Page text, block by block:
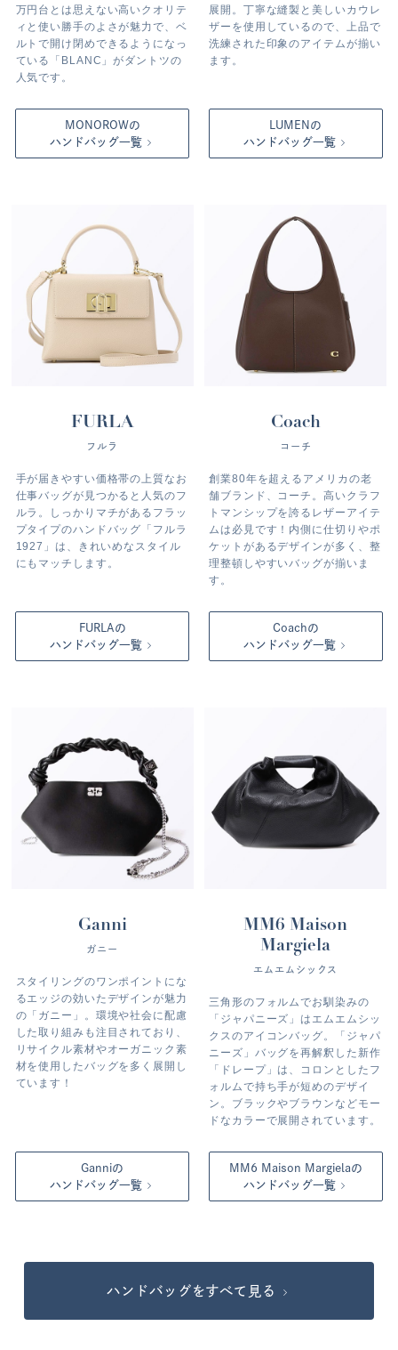
万円台とは思えない高いクオリテ
ィと使い勝手のよさが魅力で、ベ
ルトで開け閉めできるようになっ
ている「BLANC」がダントツの
人気です。
MONOROWの
ハンドバッグ一覧
展開。丁寧な縫製と美しいカウレ
ザーを使用しているので、上品で
洗練された印象のアイテムが揃い
ます。
LUMENの
ハンドバッグ一覧
FURLA
フルラ
手が届きやすい価格帯の上質なお
仕事バッグが見つかると人気のフ
ルラ。しっかりマチがあるフラッ
プタイプのハンドバッグ「フルラ
1927」は、きれいめなスタイル
にもマッチします。
FURLAの
ハンドバッグ一覧
Coach
コーチ
創業80年を超えるアメリカの老
舗ブランド、コーチ。高いクラフ
トマンシップを誇るレザーアイテ
ムは必見です！内側に仕切りやポ
ケットがあるデザインが多く、整
理整頓しやすいバッグが揃いま
す。
Coachの
ハンドバッグ一覧
Ganni
ガニー
スタイリングのワンポイントにな
るエッジの効いたデザインが魅力
の「ガニー」。環境や社会に配慮
した取り組みも注目されており、
リサイクル素材やオーガニック素
材を使用したバッグを多く展開し
ています！
Ganniの
ハンドバッグ一覧
MM6 Maison
Margiela
エムエムシックス
三角形のフォルムでお馴染みの
「ジャパニーズ」はエムエムシッ
クスのアイコンバッグ。「ジャパ
ニーズ」バッグを再解釈した新作
「ドレープ」は、コロンとしたフ
ォルムで持ち手が短めのデザイ
ン。ブラックやブラウンなどモー
ドなカラーで展開されています。
MM6 Maison Margielaの
ハンドバッグ一覧
ハンドバッグをすべて見る